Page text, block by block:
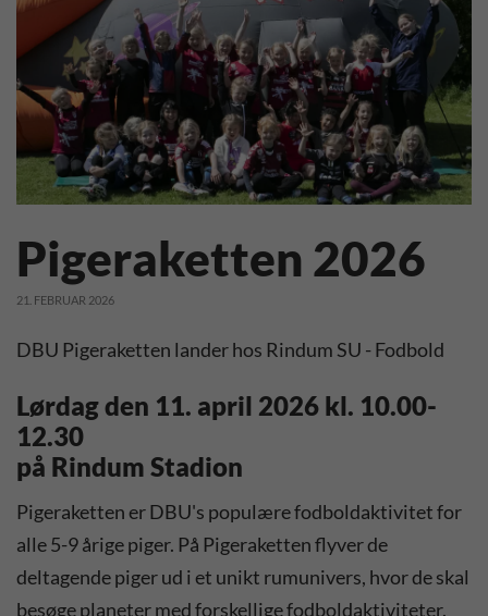
Pigeraketten 2026
21. FEBRUAR 2026
DBU Pigeraketten lander hos Rindum SU - Fodbold
Lørdag den 11. april 2026 kl. 10.00-
12.30
på Rindum Stadion
Pigeraketten er DBU's populære fodboldaktivitet for
alle 5-9 årige piger. På Pigeraketten flyver de
deltagende piger ud i et unikt rumunivers, hvor de skal
besøge planeter med forskellige fodboldaktiviteter.